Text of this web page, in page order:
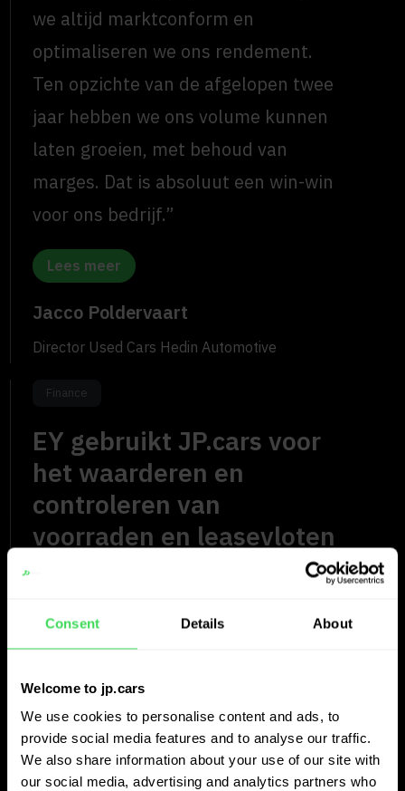
Consent Details About
Welcome to jp.cars
We use cookies to personalise content and ads, to
provide social media features and to analyse our traffic.
We also share information about your use of our site with
our social media, advertising and analytics partners who
we altijd marktconform en
optimaliseren we ons rendement.
Ten opzichte van de afgelopen twee
jaar hebben we ons volume kunnen
laten groeien, met behoud van
marges. Dat is absoluut een win-win
voor ons bedrijf.”
Lees meer
Jacco Poldervaart
Director Used Cars Hedin Automotive
Finance
EY gebruikt JP.cars voor
het waarderen en
controleren van
voorraden en leasevloten